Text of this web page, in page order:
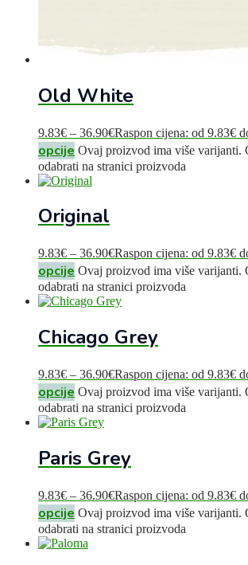
Old White
9.83€ – 36.90€Raspon cijena: od 9.83€
opcije Ovaj proizvod ima više varijanti.
odabrati na stranici proizvoda
Original
9.83€ – 36.90€Raspon cijena: od 9.83€
opcije Ovaj proizvod ima više varijanti.
odabrati na stranici proizvoda
Chicago Grey
9.83€ – 36.90€Raspon cijena: od 9.83€
opcije Ovaj proizvod ima više varijanti.
odabrati na stranici proizvoda
Paris Grey
9.83€ – 36.90€Raspon cijena: od 9.83€
opcije Ovaj proizvod ima više varijanti.
odabrati na stranici proizvoda